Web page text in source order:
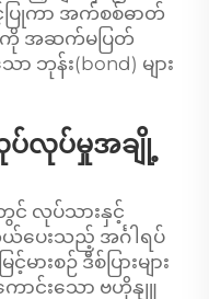
ပြုကာ အက်စစ်ဓာတ်
ကို အဆက်မပြတ်
ာ ဘုန်း(bond) များ
ပ်လုပ်မှုအချို့
င် လုပ်သားနှင့်
ေးသည့် အင်္ဂါရပ်
မားစဉ် ဒီစ်ပြားများ
ာင်းသော ဗဟိုနျူ